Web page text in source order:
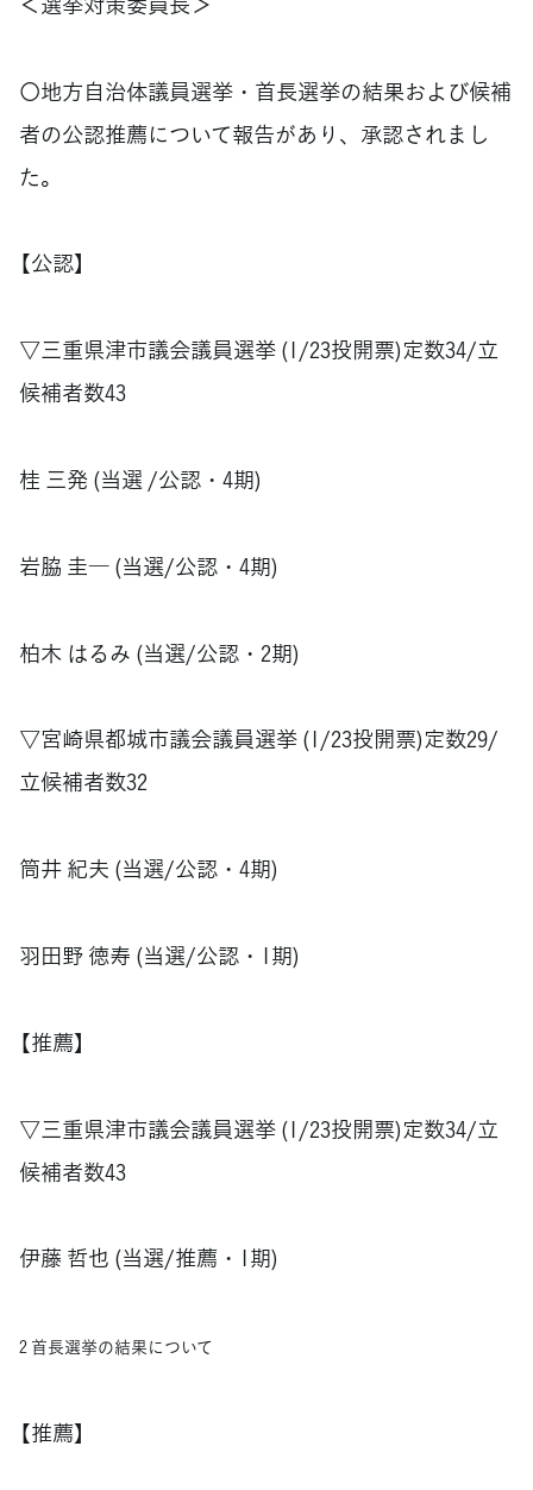
〇地方自治体議員選挙・首長選挙の結果および候補
者の公認推薦について報告があり、承認されまし
た。
【公認】
▽三重県津市議会議員選挙 (1/23投開票)定数34/立
候補者数43
桂 三発 (当選 /公認・4期)
岩脇 圭― (当選/公認・4期)
柏木 はるみ (当選/公認・2期)
▽宮崎県都城市議会議員選挙 (1/23投開票)定数29/
立候補者数32
筒井 紀夫 (当選/公認・4期)
羽田野 徳寿 (当選/公認・1期)
【推薦】
▽三重県津市議会議員選挙 (1/23投開票)定数34/立
候補者数43
伊藤 哲也 (当選/推薦・1期)
2 首長選挙の結果について
【推薦】